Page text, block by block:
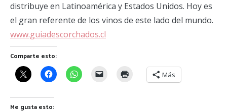
distribuye en Latinoamérica y Estados Unidos. Hoy es
el gran referente de los vinos de este lado del mundo.
www.guiadescorchados.cl
Comparte esto:
Más
Me gusta esto: